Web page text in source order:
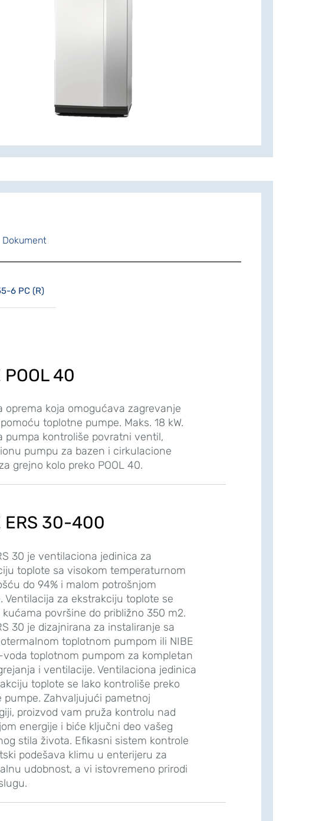
Dokument
6 PC (R)
POOL 40
oprema koja omogućava zagrevanje
toplotne pumpe. Maks. 18 kW.
pumpa kontroliše povratni ventil,
pumpu za bazen i cirkulacione
grejno kolo preko POOL 40.
ERS 30-400
30 je ventilaciona jedinica za
toplote sa visokom temperaturnom
do 94% i malom potrošnjom
Ventilacija za ekstrakciju toplote se
kućama površine do približno 350 m2.
30 je dizajnirana za instaliranje sa
toplotnom pumpom ili NIBE
toplotnom pumpom za kompletan
i ventilacije. Ventilaciona jedinica
toplote se lako kontroliše preko
pumpe. Zahvaljujući pametnoj
proizvod vam pruža kontrolu nad
energije i biće ključni deo vašeg
stila života. Efikasni sistem kontrole
podešava klimu u enterijeru za
udobnost, a vi istovremeno prirodi